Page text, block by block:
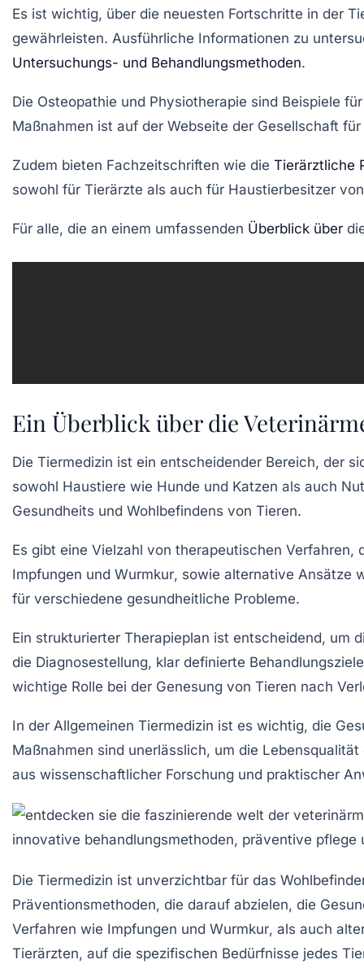
Es ist wichtig, über die neuesten Fortschritte in der
gewährleisten. Ausführliche Informationen zu
Untersuchungs- und Behandlungsmethoden.
Die Osteopathie und Physiotherapie sind Beispiele
Maßnahmen ist auf der Webseite der Gesellschaft
Zudem bieten Fachzeitschriften wie die Tierärztliche
sowohl für Tierärzte als auch für Haustierbesitzer
Für alle, die an einem umfassenden Überblick über
Ein Überblick über die
Die Tiermedizin ist ein entscheidender Bereich, der
sowohl Haustiere wie Hunde und Katzen als auch
Gesundheits und Wohlbefindens von Tieren.
Es gibt eine Vielzahl von therapeutischen Verfahren,
Impfungen und Wurmkur, sowie alternative Ansätze
für verschiedene gesundheitliche Probleme.
Ein strukturierter Therapieplan ist entscheidend, um
die Diagnosestellung, klar definierte Behandlungsziele
wichtige Rolle bei der Genesung von Tieren nach
In der Allgemeinen Tiermedizin ist es wichtig, die
Maßnahmen sind unerlässlich, um die
aus wissenschaftlicher Forschung und praktischer
Die Tiermedizin ist unverzichtbar für das
Präventionsmethoden, die darauf abzielen, die
Verfahren wie Impfungen und Wurmkur, als auch
Tierärzten, auf die spezifischen Bedürfnisse jedes